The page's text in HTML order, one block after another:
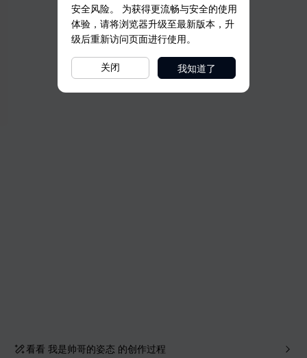
看看 我是帅哥的姿态 的创作过程
安全风险。 为获得更流畅与安全的使用
体验，请将浏览器升级至最新版本，升
级后重新访问页面进行使用。
关闭 我知道了